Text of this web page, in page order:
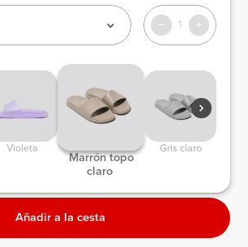
1
Violeta
Marrón topo
claro
Gris claro
Añadir a la cesta